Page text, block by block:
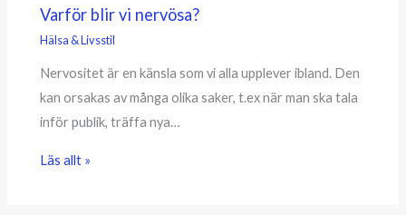
Varför blir vi nervösa?
Hälsa & Livsstil
Nervositet är en känsla som vi alla upplever ibland. Den
kan orsakas av många olika saker, t.ex när man ska tala
inför publik, träffa nya…
Läs allt »